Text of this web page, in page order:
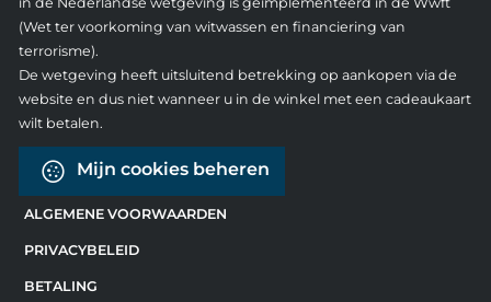
(Wet ter voorkoming van witwassen en financiering van
terrorisme).
De wetgeving heeft uitsluitend betrekking op aankopen via de
website en dus niet wanneer u in de winkel met een cadeaukaart
wilt betalen.
Mijn cookies beheren
ALGEMENE VOORWAARDEN
PRIVACYBELEID
BETALING